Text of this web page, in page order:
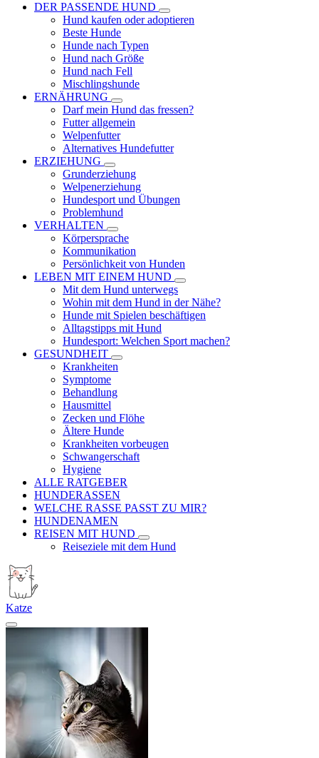
DER PASSENDE HUND
Hund kaufen oder adoptieren
Beste Hunde
Hunde nach Typen
Hund nach Größe
Hund nach Fell
Mischlingshunde
ERNÄHRUNG
Darf mein Hund das fressen?
Futter allgemein
Welpenfutter
Alternatives Hundefutter
ERZIEHUNG
Grunderziehung
Welpenerziehung
Hundesport und Übungen
Problemhund
VERHALTEN
Körpersprache
Kommunikation
Persönlichkeit von Hunden
LEBEN MIT EINEM HUND
Mit dem Hund unterwegs
Wohin mit dem Hund in der Nähe?
Hunde mit Spielen beschäftigen
Alltagstipps mit Hund
Hundesport: Welchen Sport machen?
GESUNDHEIT
Krankheiten
Symptome
Behandlung
Hausmittel
Zecken und Flöhe
Ältere Hunde
Krankheiten vorbeugen
Schwangerschaft
Hygiene
ALLE RATGEBER
HUNDERASSEN
WELCHE RASSE PASST ZU MIR?
HUNDENAMEN
REISEN MIT HUND
Reiseziele mit dem Hund
Katze